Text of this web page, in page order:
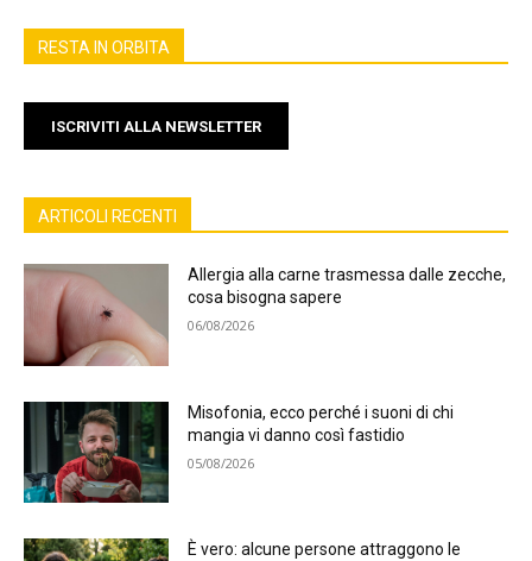
RESTA IN ORBITA
ISCRIVITI ALLA NEWSLETTER
ARTICOLI RECENTI
Allergia alla carne trasmessa dalle zecche,
cosa bisogna sapere
06/08/2026
Misofonia, ecco perché i suoni di chi
mangia vi danno così fastidio
05/08/2026
È vero: alcune persone attraggono le